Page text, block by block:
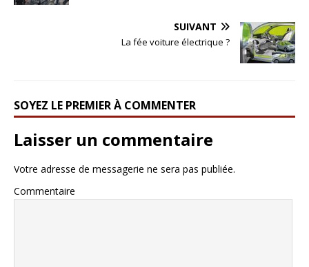
SUIVANT
La fée voiture électrique ?
SOYEZ LE PREMIER À COMMENTER
Laisser un commentaire
Votre adresse de messagerie ne sera pas publiée.
Commentaire